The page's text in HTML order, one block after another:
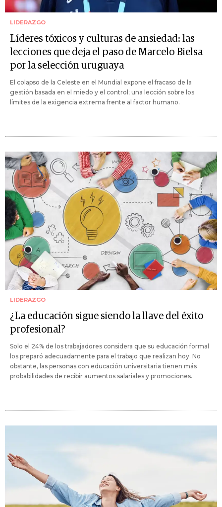
LIDERAZGO
Líderes tóxicos y culturas de ansiedad: las
lecciones que deja el paso de Marcelo Bielsa
por la selección uruguaya
El colapso de la Celeste en el Mundial expone el fracaso de la
gestión basada en el miedo y el control; una lección sobre los
límites de la exigencia extrema frente al factor humano.
LIDERAZGO
¿La educación sigue siendo la llave del éxito
profesional?
Solo el 24% de los trabajadores considera que su educación formal
los preparó adecuadamente para el trabajo que realizan hoy. No
obstante, las personas con educación universitaria tienen más
probabilidades de recibir aumentos salariales y promociones.